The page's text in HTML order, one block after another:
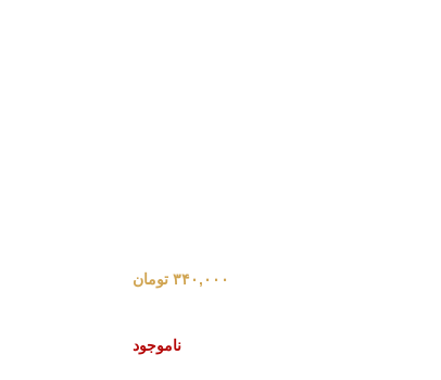
۳۴۰,۰۰۰ تومان
ناموجود